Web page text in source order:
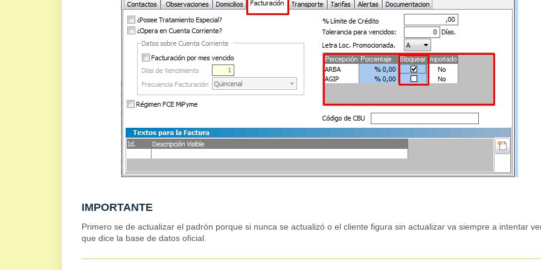
IMPORTANTE
Primero se de actualizar el padrón porque si nunca se actualizó o el cliente figura sin actualizar va siempre a intentar
que dice la base de datos oficial.